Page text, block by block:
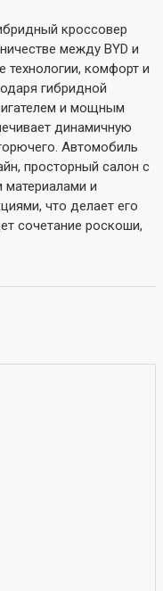
кроссовер
между BYD и
комфорт и
гибридной
и мощным
динамичную
Автомобиль
просторный салон с
и
что делает его
сочетание роскоши,